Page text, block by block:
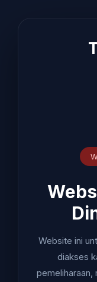
Website ini
diakses
pemeliharaan,